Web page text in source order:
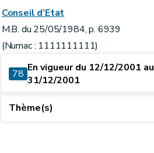
Conseil d’Etat
M.B. du 25/05/1984, p. 6939
(Numac : 1111111111)
78 En vigueur du 12/12/2001 au
31/12/2001
Thème(s)